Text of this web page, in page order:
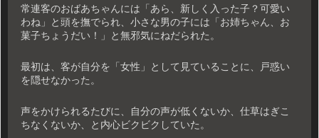
常連客のおばあちゃんには「あら、新しく入った子？可愛い
わね」と頭を撫でられ、小さな男の子には「お姉ちゃん、お
菓子ちょうだい！」と無邪気にねだられた。
最初は、客が自分を「女性」として見ていることに、戸惑い
を隠せなかった。
声をかけられるたびに、自分の声が低くないか、仕草はぎこ
ちなくないか、と内心ビクビクしていた。